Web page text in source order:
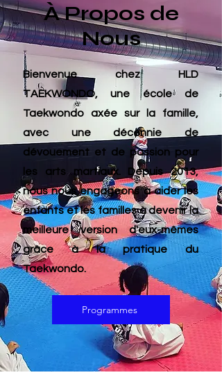
À Propos de
Nous
Bienvenue chez HLD
TAEKWONDO, une école de
Taekwondo axée sur la famille,
avec une décennie de
dévouement et de passion pour
les arts martiaux. Depuis 2013,
nous nous engageons à aider les
enfants et les familles à devenir la
meilleure version d'eux-mêmes
grâce à la pratique du
Taekwondo.
Programmes